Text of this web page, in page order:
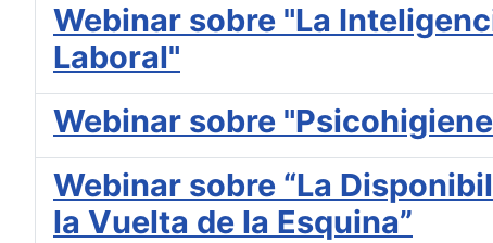
Webinar sobre "La
Laboral"
Webinar sobre
Webinar sobre “La
la Vuelta de la Esquina”